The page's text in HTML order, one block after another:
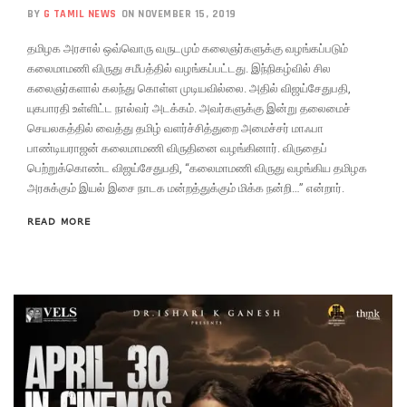
BY G TAMIL NEWS ON NOVEMBER 15, 2019
தமிழக அரசால் ஒவ்வொரு வருடமும் கலைஞர்களுக்கு வழங்கப்படும்
கலைமாமணி விருது சமீபத்தில் வழங்கப்பட்டது. இந்நிகழ்வில் சில
கலைஞர்களால் கலந்து கொள்ள முடியவில்லை. அதில் விஜய்சேதுபதி,
யுகபாரதி உள்ளிட்ட நால்வர் அடக்கம். அவர்களுக்கு இன்று தலைமைச்
செயலகத்தில் வைத்து தமிழ் வளர்ச்சித்துறை அமைச்சர் மாஃபா
பாண்டியராஜன் கலைமாமணி விருதினை வழங்கினார். விருதைப்
பெற்றுக்கொண்ட விஜய்சேதுபதி, “கலைமாமணி விருது வழங்கிய தமிழக
அரசுக்கும் இயல் இசை நாடக மன்றத்துக்கும் மிக்க நன்றி…” என்றார்.
READ MORE